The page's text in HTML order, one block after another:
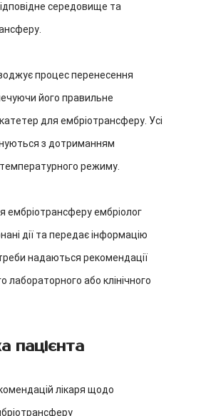
середовище та
процес перенесення
його правильне
для ембріотрансферу. Усі
з дотриманням
режиму.
ембріотрансферу ембріолог
дії та передає інформацію
надаються рекомендації
або клінічного
пацієнта
лікаря щодо